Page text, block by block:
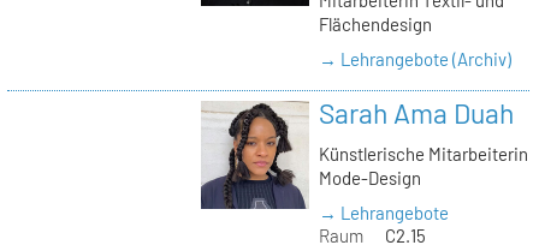
Flächendesign
→ Lehrangebote (Archiv)
Sarah Ama Duah
Künstlerische Mitarbeiterin
Mode-Design
→ Lehrangebote
Raum
C2.15